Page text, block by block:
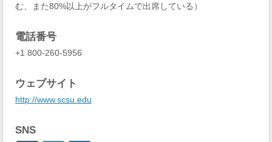
む、また80%以上がフルタイムで出席している）
電話番号
+1 800-260-5956
ウェブサイト
http://www.scsu.edu
SNS